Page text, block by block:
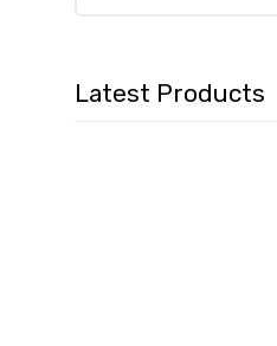
Latest Products